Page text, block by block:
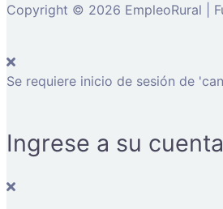
Copyright © 2026 EmpleoRural |
Se requiere inicio de sesión de
Ingrese a su cuenta